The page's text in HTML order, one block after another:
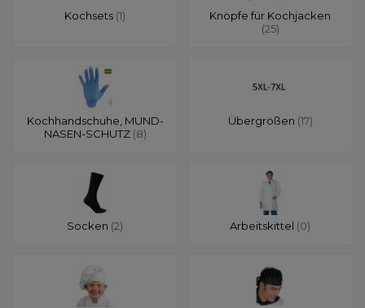
Kochsets (1)
Knöpfe für Kochjacken
(25)
Kochhandschuhe, MUND-
NASEN-SCHUTZ (8)
Übergrößen (17)
Socken (2) Arbeitskittel (0)